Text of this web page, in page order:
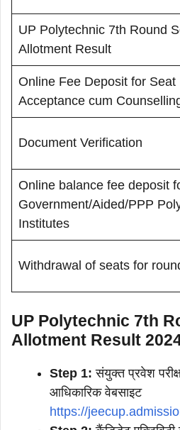
UP Polytechnic 7th Round
Allotment Result
Online Fee Deposit for Seat
Acceptance cum
Document Verification
Online balance fee deposit
Government/Aided/PPP
Institutes
Withdrawal of seats for
UP Polytechnic 7th
Allotment Result
Step 1:संयुक्त प्रवेश
आधिकारिक वेबसाइट
https://